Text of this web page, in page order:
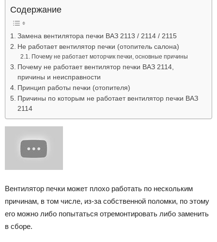
Содержание
Замена вентилятора печки ВАЗ 2113 / 2114 / 2115
Не работает вентилятор печки (отопитель салона)
Почему не работает моторчик печки, основные причины
Почему не работает вентилятор печки ВАЗ 2114,
причины и неисправности
Принцип работы печки (отопителя)
Причины по которым не работает вентилятор печки ВАЗ
2114
Вентилятор печки может плохо работать по нескольким
причинам, в том числе, из-за собственной поломки, по этому
его можно либо попытаться отремонтировать либо заменить
в сборе.